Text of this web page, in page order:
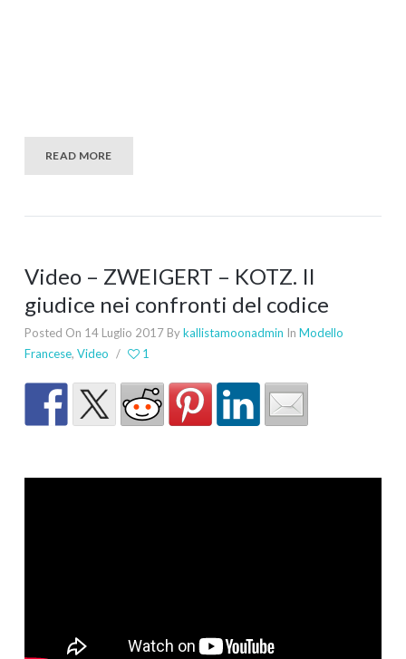
READ MORE
Video – ZWEIGERT – KOTZ. Il
giudice nei confronti del codice
Posted On 14 Luglio 2017 Bykallistamoonadmin In Modello
Francese, Video / 1